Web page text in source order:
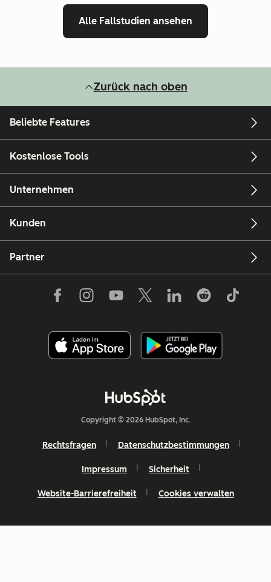
Alle Fallstudien ansehen
Zurück nach oben
Beliebte Features
Kostenlose Tools
Unternehmen
Kunden
Partner
Copyright © 2026 HubSpot, Inc.
Rechtsfragen Datenschutzbestimmungen
Impressum Sicherheit
Website-Barrierefreiheit Cookies verwalten